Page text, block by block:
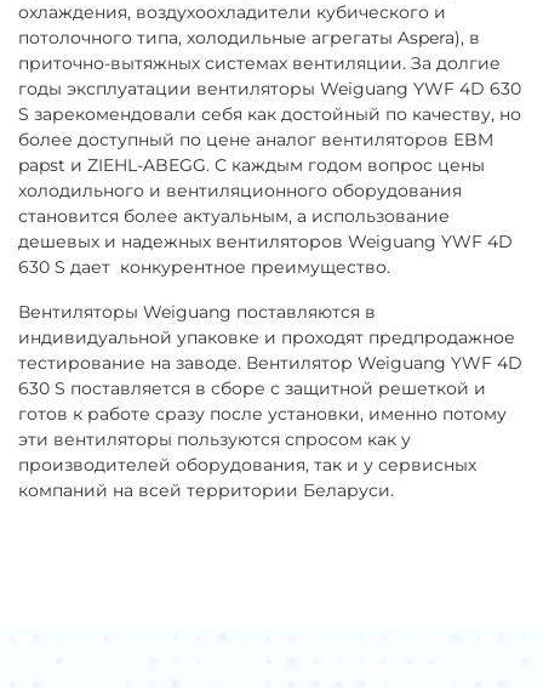
охлаждения, воздухоохладители кубического и
потолочного типа, холодильные агрегаты Aspera), в
приточно-вытяжных системах вентиляции. За долгие
годы эксплуатации вентиляторы Weiguang YWF 4D 630
S зарекомендовали себя как достойный по качеству, но
более доступный по цене аналог вентиляторов EBM
papst и ZIEHL-ABEGG. С каждым годом вопрос цены
холодильного и вентиляционного оборудования
становится более актуальным, а использование
дешевых и надежных вентиляторов Weiguang YWF 4D
630 S дает конкурентное преимущество.
Вентиляторы Weiguang поставляются в
индивидуальной упаковке и проходят предпродажное
тестирование на заводе. Вентилятор Weiguang YWF 4D
630 S поставляется в сборе с защитной решеткой и
готов к работе сразу после установки, именно потому
эти вентиляторы пользуются спросом как у
производителей оборудования, так и у сервисных
компаний на всей территории Беларуси.